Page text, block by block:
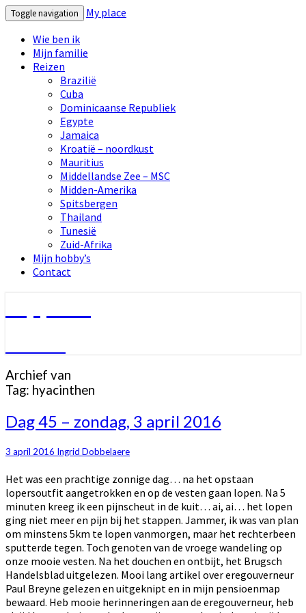
Toggle navigation
My place
Wie ben ik
Mijn familie
Reizen
Brazilië
Cuba
Dominicaanse Republiek
Egypte
Jamaica
Kroatië – noordkust
Mauritius
Middellandse Zee – MSC
Midden-Amerika
Spitsbergen
Thailand
Tunesië
Zuid-Afrika
Mijn hobby’s
Contact
Archief van
Tag: hyacinthen
Dag
45
–
zondag,
3
april
2016
Dag 45 – zondag, 3 april 2016
3 april 2016 Ingrid Dobbelaere
Het was een prachtige zonnige dag… na het opstaan
lopersoutfit aangetrokken en op de vesten gaan lopen. Na 5
minuten kreeg ik een pijnscheut in de kuit… ai, ai… het lopen
ging niet meer en pijn bij het stappen. Jammer, ik was van plan
om minstens 5km te lopen vanmorgen, maar het rechterbeen
sputterde tegen. Toch genoten van de vroege wandeling op
onze mooie vesten. Na het douchen en ontbijt, het Brugsch
Handelsblad uitgelezen. Mooi lang artikel over eregouverneur
Paul Breyne gelezen en uitgeknipt en in mijn pensioenmap
bewaard. Heb mooie herinneringen aan de eregouverneur, heb